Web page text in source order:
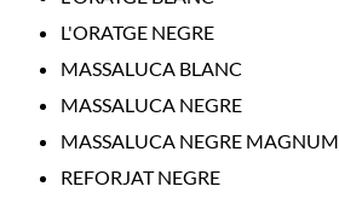
L'ORATGE NEGRE
MASSALUCA BLANC
MASSALUCA NEGRE
MASSALUCA NEGRE MAGNUM
REFORJAT NEGRE